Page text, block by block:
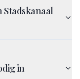
Stadskanaal
in